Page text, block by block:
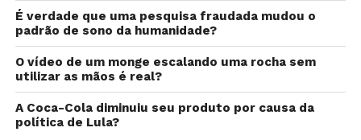
É verdade que uma pesquisa fraudada mudou o
padrão de sono da humanidade?
O vídeo de um monge escalando uma rocha sem
utilizar as mãos é real?
A Coca-Cola diminuiu seu produto por causa da
política de Lula?